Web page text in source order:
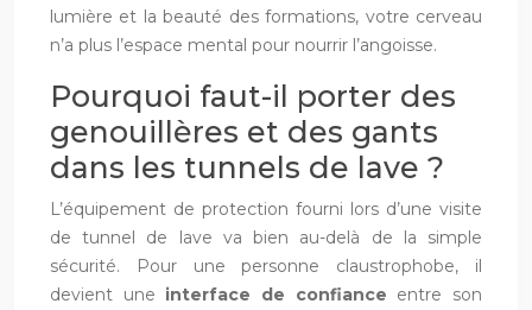
lumière et la beauté des formations, votre cerveau
n’a plus l’espace mental pour nourrir l’angoisse.
Pourquoi faut-il porter des
genouillères et des gants
dans les tunnels de lave ?
L’équipement de protection fourni lors d’une visite
de tunnel de lave va bien au-delà de la simple
sécurité. Pour une personne claustrophobe, il
devient une interface de confiance entre son